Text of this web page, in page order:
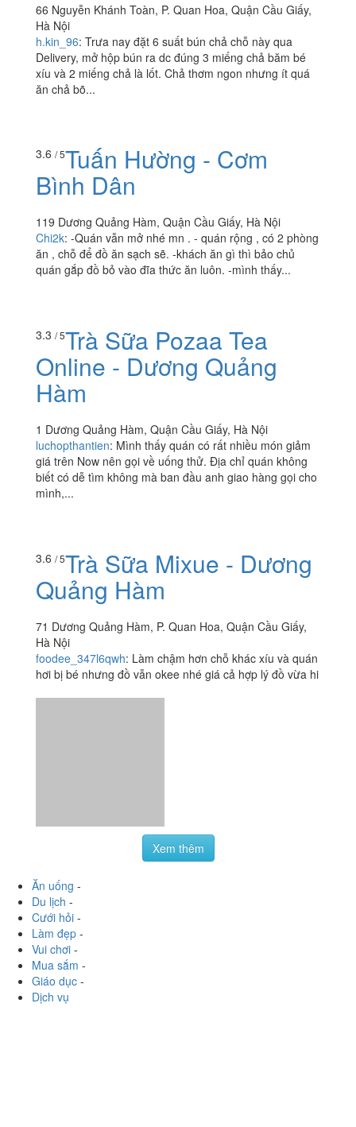
66 Nguyễn Khánh Toàn, P. Quan Hoa, Quận Cầu Giấy,
Hà Nội
h.kin_96: Trưa nay đặt 6 suất bún chả chỗ này qua
Delivery, mở hộp bún ra dc đúng 3 miếng chả băm bé
xíu và 2 miếng chả là lốt. Chả thơm ngon nhưng ít quá
ăn chả bõ...
3.6 / 5Tuấn Hường - Cơm
Bình Dân
119 Dương Quảng Hàm, Quận Cầu Giấy, Hà Nội
Chi2k: -Quán vẫn mở nhé mn . - quán rộng , có 2 phòng
ăn , chỗ để đồ ăn sạch sẽ. -khách ăn gì thì bảo chủ
quán gắp đồ bỏ vào đĩa thức ăn luôn. -mình thấy...
3.3 / 5Trà Sữa Pozaa Tea
Online - Dương Quảng
Hàm
1 Dương Quảng Hàm, Quận Cầu Giấy, Hà Nội
luchopthantien: Mình thấy quán có rất nhiều món giảm
giá trên Now nên gọi về uống thử. Địa chỉ quán không
biết có dễ tìm không mà ban đầu anh giao hàng gọi cho
mình,...
3.6 / 5Trà Sữa Mixue - Dương
Quảng Hàm
71 Dương Quảng Hàm, P. Quan Hoa, Quận Cầu Giấy,
Hà Nội
foodee_347l6qwh: Làm chậm hơn chỗ khác xíu và quán
hơi bị bé nhưng đồ vẫn okee nhé giá cả hợp lý đồ vừa hi
Xem thêm
Ăn uống -
Du lịch -
Cưới hỏi -
Làm đẹp -
Vui chơi -
Mua sắm -
Giáo dục -
Dịch vụ